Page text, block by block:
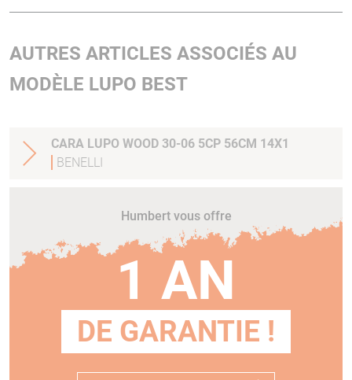
AUTRES ARTICLES ASSOCIÉS AU
MODÈLE LUPO BEST
CARA LUPO WOOD 30-06 5CP 56CM 14X1
BENELLI
Humbert vous offre
1 AN
DE GARANTIE !